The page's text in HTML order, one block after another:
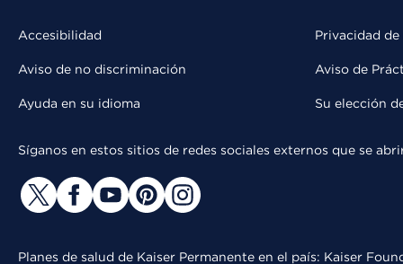
Accesibilidad
Aviso de no discriminación
Ayuda en su idioma
Privacidad
Aviso de
Su elección
Síganos en estos sitios de redes sociales externos que se
Planes de salud de Kaiser Permanente en el país: Kaiser